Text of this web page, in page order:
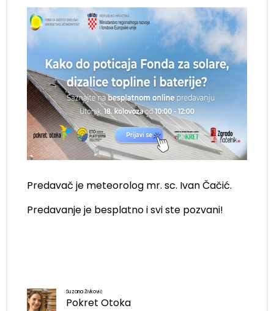
Predavač je meteorolog mr. sc. Ivan Čačić.
Predavanje je besplatno i svi ste pozvani!
Suzana Živković
Pokret Otoka